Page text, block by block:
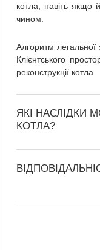
котла, навіть якщо
чином.
Алгоритм
Клієнтського
реконструкції котла.
ЯКІ НАСЛІДКИ
КОТЛА?